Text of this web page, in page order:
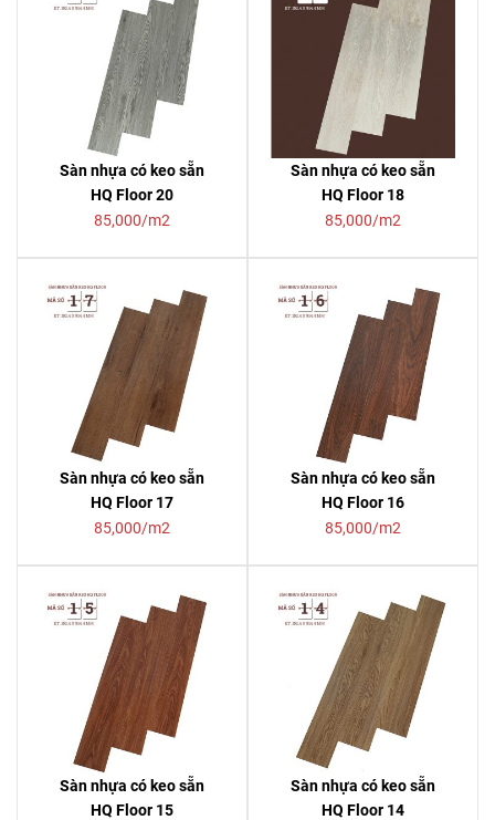
Sàn nhựa có keo sẵn
HQ Floor 20
85,000/m2
Sàn nhựa có keo sẵn
HQ Floor 18
85,000/m2
Sàn nhựa có keo sẵn
HQ Floor 17
85,000/m2
Sàn nhựa có keo sẵn
HQ Floor 16
85,000/m2
Sàn nhựa có keo sẵn
HQ Floor 15
Sàn nhựa có keo sẵn
HQ Floor 14